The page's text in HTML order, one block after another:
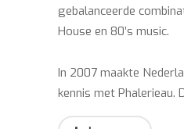
gebalanceerde
House en 80’s music.
In 2007 maakte
kennis met Phalerieau.
Bambino from